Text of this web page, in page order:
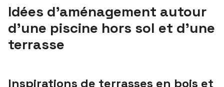
Idées d’aménagement autour
d’une piscine hors sol et d’une
terrasse
Inspirations de terrasses en bois et